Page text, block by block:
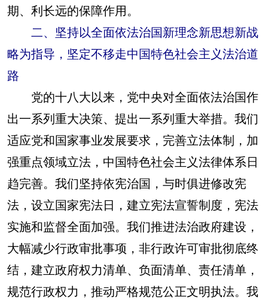
期、利长远的保障作用。
二、坚持以全面依法治国新理念新思想新战
略为指导，坚定不移走中国特色社会主义法治道
路
党的十八大以来，党中央对全面依法治国作
出一系列重大决策、提出一系列重大举措。我们
适应党和国家事业发展要求，完善立法体制，加
强重点领域立法，中国特色社会主义法律体系日
趋完善。我们坚持依宪治国，与时俱进修改宪
法，设立国家宪法日，建立宪法宣誓制度，宪法
实施和监督全面加强。我们推进法治政府建设，
大幅减少行政审批事项，非行政许可审批彻底终
结，建立政府权力清单、负面清单、责任清单，
规范行政权力，推动严格规范公正文明执法。我